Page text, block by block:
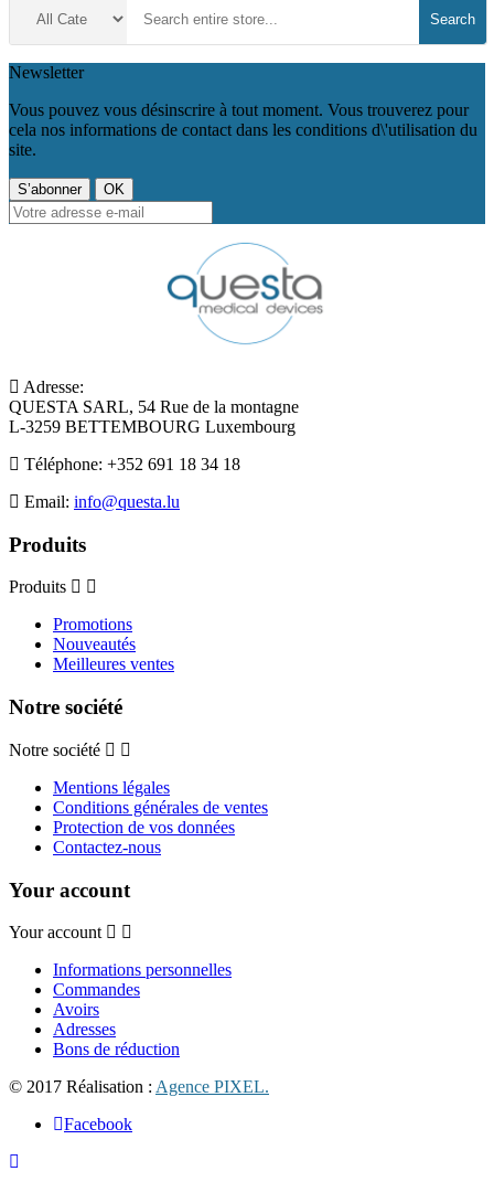
Search
Newsletter
Vous pouvez vous désinscrire à tout moment. Vous trouverez pour
cela nos informations de contact dans les conditions d\'utilisation du
site.
Adresse:
QUESTA SARL, 54 Rue de la montagne
L-3259 BETTEMBOURG Luxembourg
Téléphone: +352 691 18 34 18
Email: info@questa.lu
Produits
Produits
Promotions
Nouveautés
Meilleures ventes
Notre société
Notre société
Mentions légales
Conditions générales de ventes
Protection de vos données
Contactez-nous
Your account
Your account
Informations personnelles
Commandes
Avoirs
Adresses
Bons de réduction
© 2017 Réalisation : Agence PIXEL.
Facebook